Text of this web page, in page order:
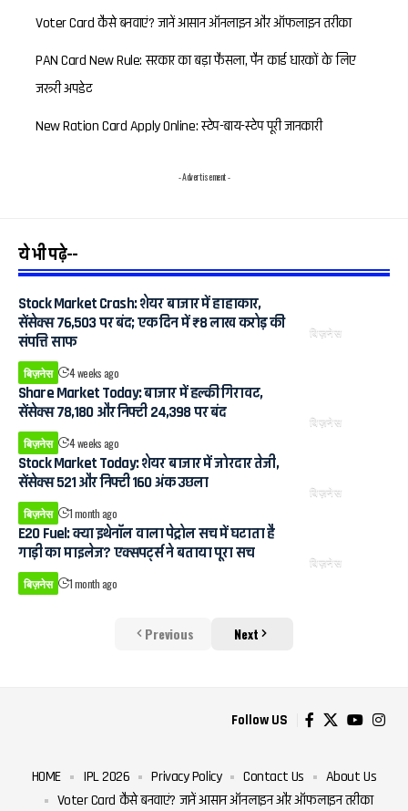
Voter Card कैसे बनवाएं? जानें आसान ऑनलाइन और ऑफलाइन तरीका
PAN Card New Rule: सरकार का बड़ा फैसला, पैन कार्ड धारकों के लिए
जरूरी अपडेट
New Ration Card Apply Online: स्टेप-बाय-स्टेप पूरी जानकारी
- Advertisement -
ये भी पढ़े--
बिज़नेस
Stock Market Crash: शेयर बाजार में हाहाकार,
सेंसेक्स 76,503 पर बंद; एक दिन में ₹8 लाख करोड़ की
संपत्ति साफ
बिज़नेस 4 weeks ago
बिज़नेस
Share Market Today: बाजार में हल्की गिरावट,
सेंसेक्स 78,180 और निफ्टी 24,398 पर बंद
बिज़नेस 4 weeks ago
बिज़नेस
Stock Market Today: शेयर बाजार में जोरदार तेजी,
सेंसेक्स 521 और निफ्टी 160 अंक उछला
बिज़नेस 1 month ago
बिज़नेस
E20 Fuel: क्या इथेनॉल वाला पेट्रोल सच में घटाता है
गाड़ी का माइलेज? एक्सपर्ट्स ने बताया पूरा सच
बिज़नेस 1 month ago
Previous Next
Follow US
HOME IPL 2026 Privacy Policy Contact Us
About Us
Voter Card कैसे बनवाएं? जानें आसान ऑनलाइन और ऑफलाइन तरीका